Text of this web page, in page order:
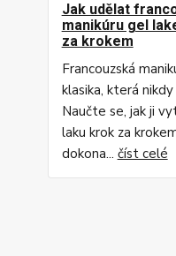
Jak udělat
manikúru gel
za krokem
Francouzská
klasika, která
Naučte se, jak ji
laku krok za
dokona... číst celé